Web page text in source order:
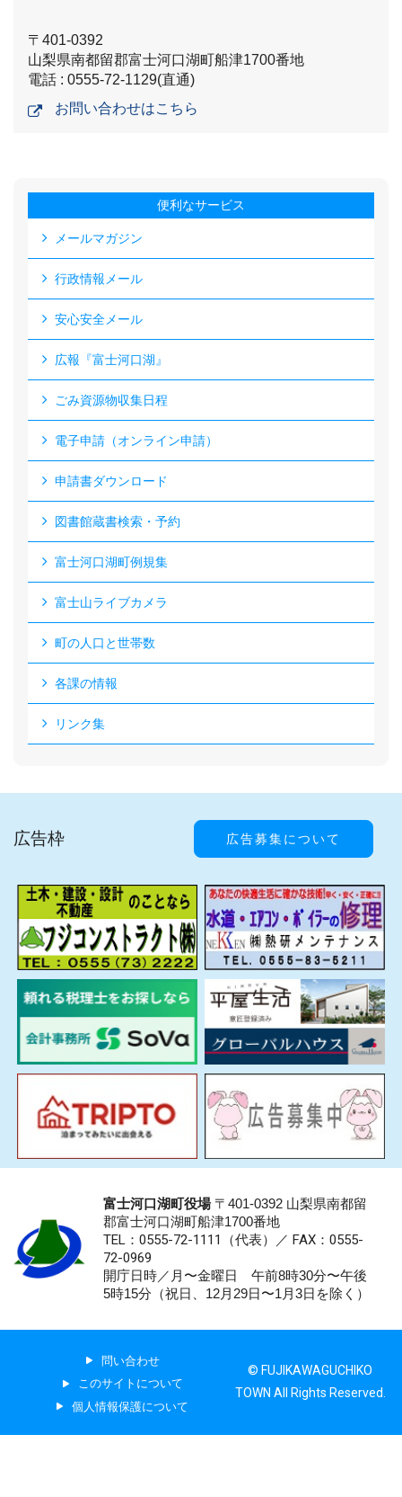
〒401-0392
山梨県南都留郡富士河口湖町船津1700番地
電話 : 0555-72-1129(直通)
お問い合わせはこちら
便利なサービス
メールマガジン
行政情報メール
安心安全メール
広報『富士河口湖』
ごみ資源物収集日程
電子申請（オンライン申請）
申請書ダウンロード
図書館蔵書検索・予約
富士河口湖町例規集
富士山ライブカメラ
町の人口と世帯数
各課の情報
リンク集
広告枠 広告募集について
富士河口湖町役場〒401-0392 山梨県南都留
郡富士河口湖町船津1700番地
TEL：0555-72-1111 （代表）／ FAX：0555-
72-0969
開庁日時／月〜金曜日 午前8時30分〜午後
5時15分（祝日、12月29日〜1月3日を除く）
問い合わせ
このサイトについて
個人情報保護について
© FUJIKAWAGUCHIKO
TOWN All Rights Reserved.